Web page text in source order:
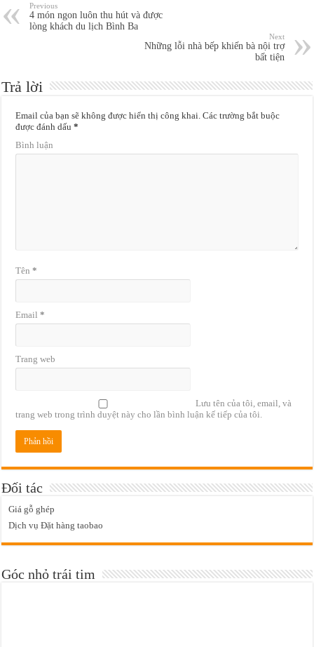
Previous
4 món ngon luôn thu hút và được
lòng khách du lịch Bình Ba
Next
Những lỗi nhà bếp khiến bà nội trợ
bất tiện
Trả lời
Email của bạn sẽ không được hiển thị công khai. Các trường bắt buộc
được đánh dấu*
Bình luận
Tên*
Email*
Trang web
Lưu tên của tôi, email, và
trang web trong trình duyệt này cho lần bình luận kế tiếp của tôi.
Đối tác
Giá gỗ ghép
Dịch vụ Đặt hàng taobao
Góc nhỏ trái tim